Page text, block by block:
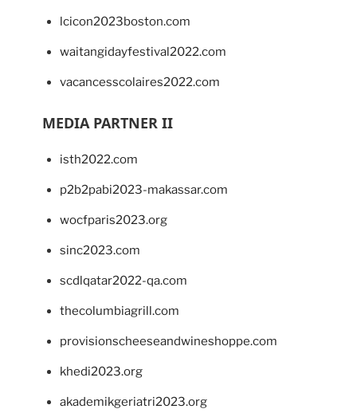
lcicon2023boston.com
waitangidayfestival2022.com
vacancesscolaires2022.com
MEDIA PARTNER II
isth2022.com
p2b2pabi2023-makassar.com
wocfparis2023.org
sinc2023.com
scdlqatar2022-qa.com
thecolumbiagrill.com
provisionscheeseandwineshoppe.com
khedi2023.org
akademikgeriatri2023.org